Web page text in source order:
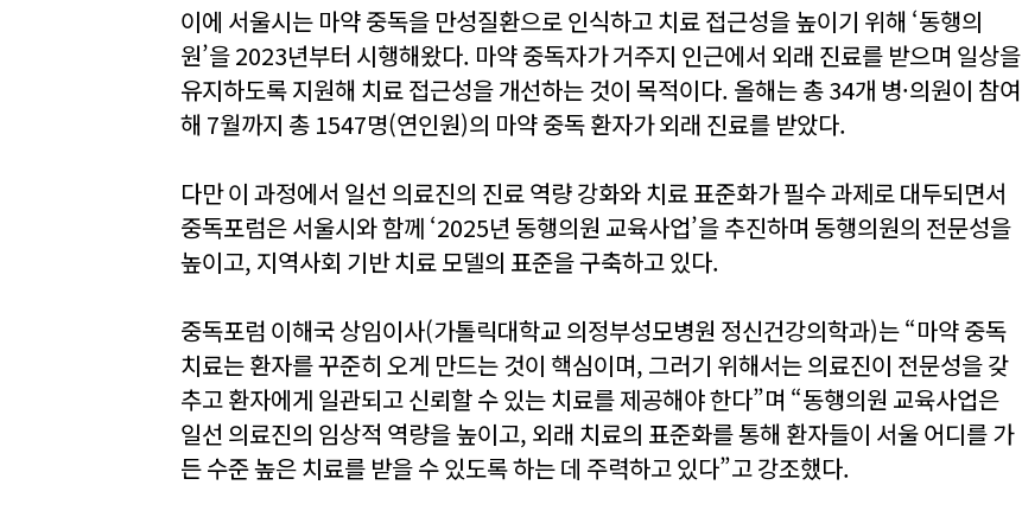
이에 서울시는 마약 중독을 만성질환으로 인식하고 치료 접근성을 높이기 위해 ‘동행의
원’을 2023년부터 시행해왔다. 마약 중독자가 거주지 인근에서 외래 진료를 받으며 일상을
유지하도록 지원해 치료 접근성을 개선하는 것이 목적이다. 올해는 총 34개 병·의원이 참여
해 7월까지 총 1547명(연인원)의 마약 중독 환자가 외래 진료를 받았다.
다만 이 과정에서 일선 의료진의 진료 역량 강화와 치료 표준화가 필수 과제로 대두되면서
중독포럼은 서울시와 함께 ‘2025년 동행의원 교육사업’을 추진하며 동행의원의 전문성을
높이고, 지역사회 기반 치료 모델의 표준을 구축하고 있다.
중독포럼 이해국 상임이사(가톨릭대학교 의정부성모병원 정신건강의학과)는 “마약 중독
치료는 환자를 꾸준히 오게 만드는 것이 핵심이며, 그러기 위해서는 의료진이 전문성을 갖
추고 환자에게 일관되고 신뢰할 수 있는 치료를 제공해야 한다”며 “동행의원 교육사업은
일선 의료진의 임상적 역량을 높이고, 외래 치료의 표준화를 통해 환자들이 서울 어디를 가
든 수준 높은 치료를 받을 수 있도록 하는 데 주력하고 있다”고 강조했다.